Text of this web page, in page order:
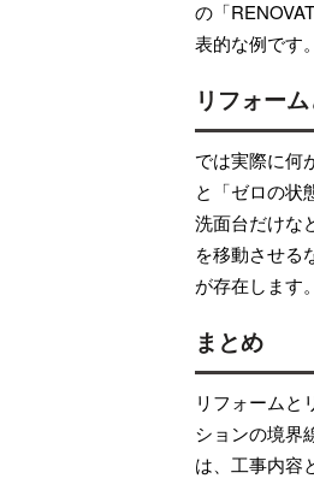
の「
表的な例です
リフォー
では実際に何
と「ゼロの状
洗面台だけな
を移動させる
が存在します。
まとめ
リフォームと
ションの境界
は、工事内容